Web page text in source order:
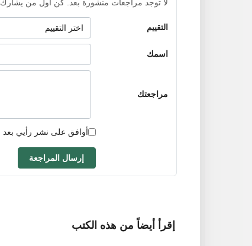
لا توجد مراجعات منشورة بعد. كن أول من يشارك
التقييم
اسمك
مراجعتك
أوافق على نشر رأيي بعد
إرسال المراجعة
إقرأ أيضاً من هذه الكتب